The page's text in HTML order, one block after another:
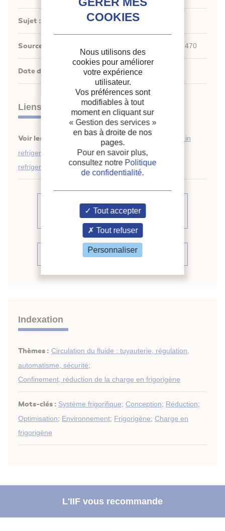
Sujet : Environnement
Source : Frío Calor Aire acondicionado - vol. 42 - n. 470
Date d'édition : 06/2014
Liens
Voir les traductions :
Refrigerant charge reduction in
refrigerating systems, 25thInformatory Note on
refrigeration technologies.
Voir d'autres articles du même
numéro (1)
Voir la source
Indexation
Thèmes : Circulation du fluide : tuyauterie, régulation,
automatisme, sécurité;
Confinement, réduction de la charge en frigorigène
Mots-clés : Système frigorifique; Conception; Réduction;
Optimisation; Environnement; Frigorigène; Charge en
frigorigène
L'IIF vous recommande
Nous utilisons des
cookies pour améliorer
votre expérience
utilisateur.
Vos préférences sont
modifiables à tout
moment en cliquant sur
« Gestion des services »
en bas à droite de nos
pages.
Pour en savoir plus,
consultez notre Politique
de confidentialité.
Tout accepter
Tout refuser
Personnaliser